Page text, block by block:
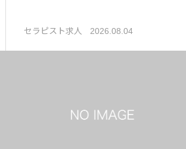
セラピスト求人 2026.08.04